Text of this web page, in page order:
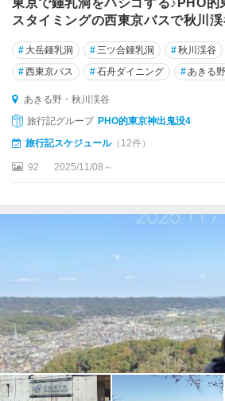
錦
糸
町
・
両
国
・
亀
戸
田
蒲
田
吉
祥
寺
・
スタイミングの西東京バスで秋川
# 大岳鍾乳洞 # 三ツ合鍾乳洞 #秋川渓谷
#西東京バス #石舟ダイニング # あきる野
あきる野・秋川渓谷
旅行記グループ PHO的東京神出鬼没4
旅行記スケジュール（12件）
92 2025/11/08～